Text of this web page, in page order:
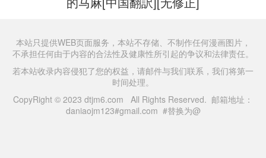
本站只提供WEB页面服务，本站不存储、不制作任何漫画图片，
不承担任何由于内容的合法性及健康性所引起的争议和法律责任。
若本站收录内容侵犯了您的权益，请邮件与我们联系，我们将第一
时间处理。
CopyRight © 2023 dtjm6.com All Rights Reserved. 邮箱地址：
daniaojm123#gmail.com #替换为@